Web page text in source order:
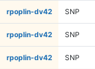
rpoplin-dv42 SNP
rpoplin-dv42 SNP
rpoplin-dv42 SNP